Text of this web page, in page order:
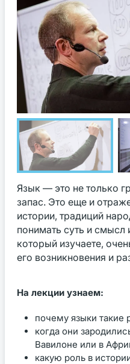
Язык — это не только
запас. Это еще и
истории, традиций
понимать суть и смысл
который изучаете,
его возникновения и
На лекции узнаем:
почему языки такие
когда они
Вавилоне или в
какую роль в